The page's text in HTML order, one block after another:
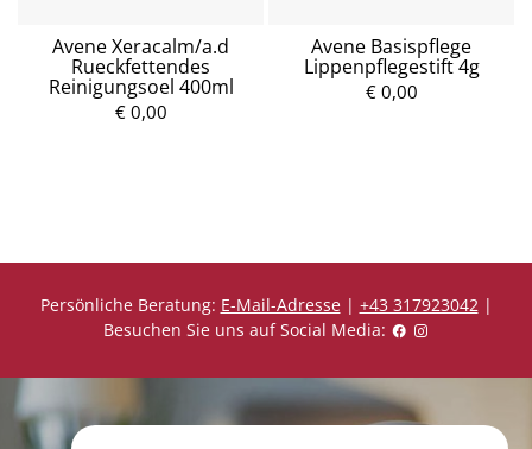
Avene Xeracalm/a.d
Rueckfettendes
Reinigungsoel 400ml
€ 0,00
Avene Basispflege
Lippenpflegestift 4g
€ 0,00
Persönliche Beratung: E-Mail-Adresse| +43 317923042|
Besuchen Sie uns auf Social Media: